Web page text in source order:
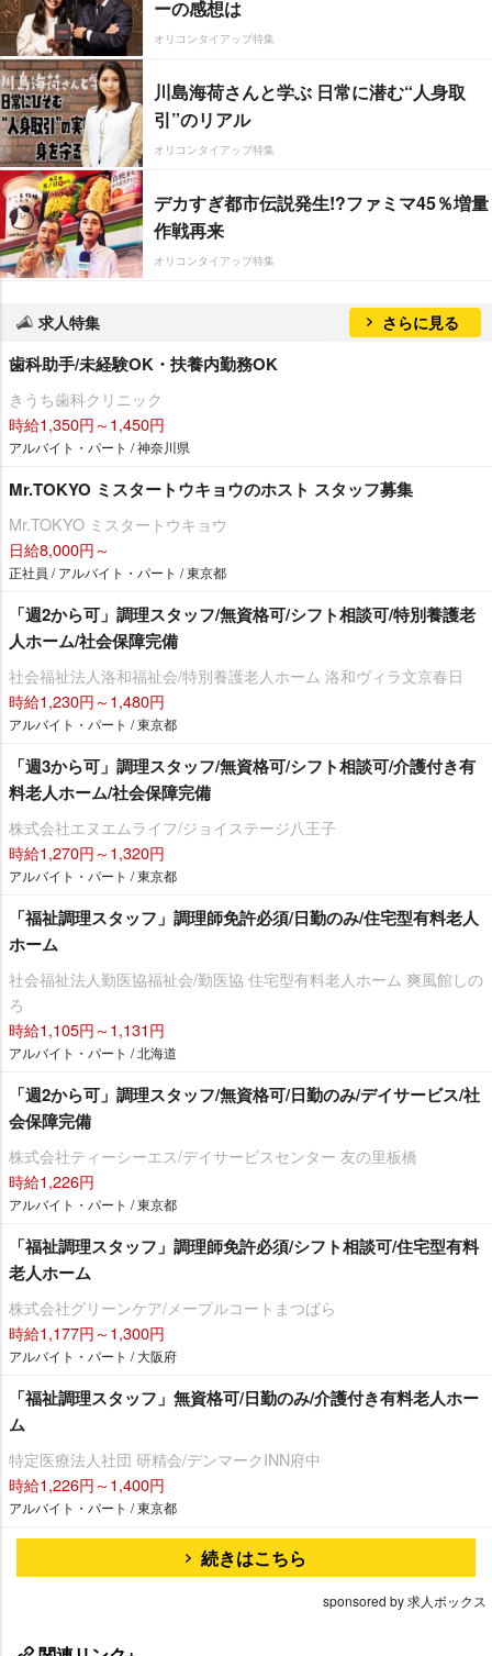
ーの感想は
オリコンタイアップ特集
川島海荷さんと学ぶ 日常に潜む“人身取
引”のリアル
オリコンタイアップ特集
デカすぎ都市伝説発生!?ファミマ45％増量
作戦再来
オリコンタイアップ特集
求人特集 さらに見る
歯科助手/未経験OK・扶養内勤務OK
きうち歯科クリニック
時給1,350円～1,450円
アルバイト・パート / 神奈川県
Mr.TOKYO ミスタートウキョウのホスト スタッフ募集
Mr.TOKYO ミスタートウキョウ
日給8,000円～
正社員 / アルバイト・パート / 東京都
「週2から可」調理スタッフ/無資格可/シフト相談可/特別養護老
人ホーム/社会保障完備
社会福祉法人洛和福祉会/特別養護老人ホーム 洛和ヴィラ文京春日
時給1,230円～1,480円
アルバイト・パート / 東京都
「週3から可」調理スタッフ/無資格可/シフト相談可/介護付き有
料老人ホーム/社会保障完備
株式会社エヌエムライフ/ジョイステージ八王子
時給1,270円～1,320円
アルバイト・パート / 東京都
「福祉調理スタッフ」調理師免許必須/日勤のみ/住宅型有料老人
ホーム
社会福祉法人勤医協福祉会/勤医協 住宅型有料老人ホーム 爽風館しの
ろ
時給1,105円～1,131円
アルバイト・パート / 北海道
「週2から可」調理スタッフ/無資格可/日勤のみ/デイサービス/社
会保障完備
株式会社ティーシーエス/デイサービスセンター 友の里板橋
時給1,226円
アルバイト・パート / 東京都
「福祉調理スタッフ」調理師免許必須/シフト相談可/住宅型有料
老人ホーム
株式会社グリーンケア/メープルコートまつばら
時給1,177円～1,300円
アルバイト・パート / 大阪府
「福祉調理スタッフ」無資格可/日勤のみ/介護付き有料老人ホー
ム
特定医療法人社団 研精会/デンマークINN府中
時給1,226円～1,400円
アルバイト・パート / 東京都
続きはこちら
sponsored by 求人ボックス